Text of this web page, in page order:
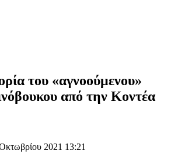
του «αγνοούμενου»
από την Κοντέα
2021 13:21